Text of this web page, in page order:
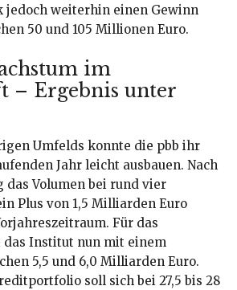
jedoch weiterhin einen Gewinn
50 und 105 Millionen Euro.
im
– Ergebnis unter
Umfelds konnte die pbb ihr
Jahr leicht ausbauen. Nach
das Volumen bei rund vier
Plus von 1,5 Milliarden Euro
Für das
das Institut nun mit einem
5,5 und 6,0 Milliarden Euro.
soll sich bei 27,5 bis 28